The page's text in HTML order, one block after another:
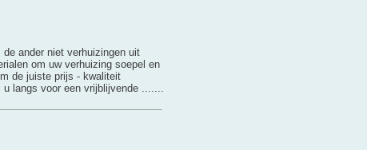
ander niet verhuizingen uit
om uw verhuizing soepel en
de juiste prijs - kwaliteit
u langs voor een vrijblijvende .......